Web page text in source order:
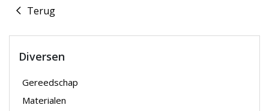
Terug
Diversen
Gereedschap
Materialen